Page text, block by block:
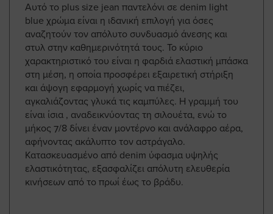
Αυτό το plus size jean παντελόνι σε denim light
blue χρώμα είναι η ιδανική επιλογή για όσες
αναζητούν τον απόλυτο συνδυασμό άνεσης και
στυλ στην καθημερινότητά τους. Το κύριο
χαρακτηριστικό του είναι η φαρδιά ελαστική μπάσκα
στη μέση, η οποία προσφέρει εξαιρετική στήριξη
και άψογη εφαρμογή χωρίς να πιέζει,
αγκαλιάζοντας γλυκά τις καμπύλες. Η γραμμή του
είναι ίσια , αναδεικνύοντας τη σιλουέτα, ενώ το
μήκος 7/8 δίνει έναν μοντέρνο και ανάλαφρο αέρα,
αφήνοντας ακάλυπτο τον αστράγαλο.
Κατασκευασμένο από denim ύφασμα υψηλής
ελαστικότητας, εξασφαλίζει απόλυτη ελευθερία
κινήσεων από το πρωί έως το βράδυ.